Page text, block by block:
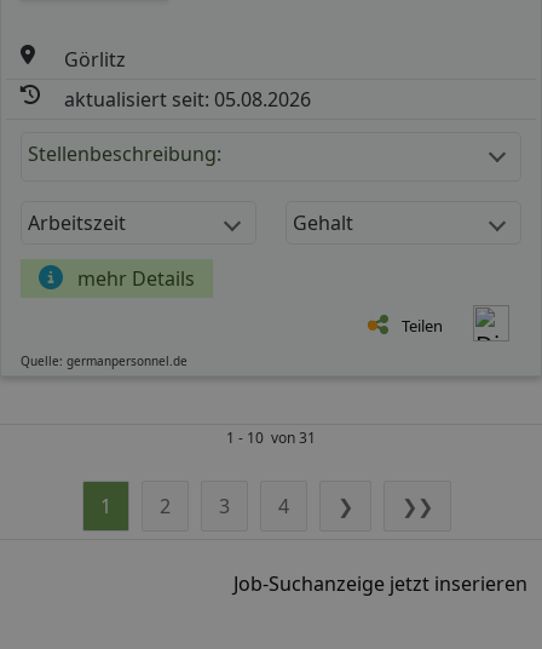
Görlitz
aktualisiert seit: 05.08.2026
Stellenbeschreibung:
Arbeitszeit Gehalt
mehr Details
Teilen
Quelle: germanpersonnel.de
1 - 10 von 31
1 2 3 4 ❯ ❯❯
Job-Suchanzeige jetzt inserieren